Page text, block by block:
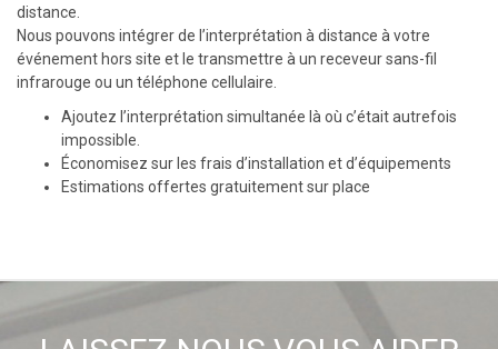
distance.
Nous pouvons intégrer de l’interprétation à distance à votre
événement hors site et le transmettre à un receveur sans-fil
infrarouge ou un téléphone cellulaire.
Ajoutez l’interprétation simultanée là où c’était autrefois
impossible.
Économisez sur les frais d’installation et d’équipements
Estimations offertes gratuitement sur place